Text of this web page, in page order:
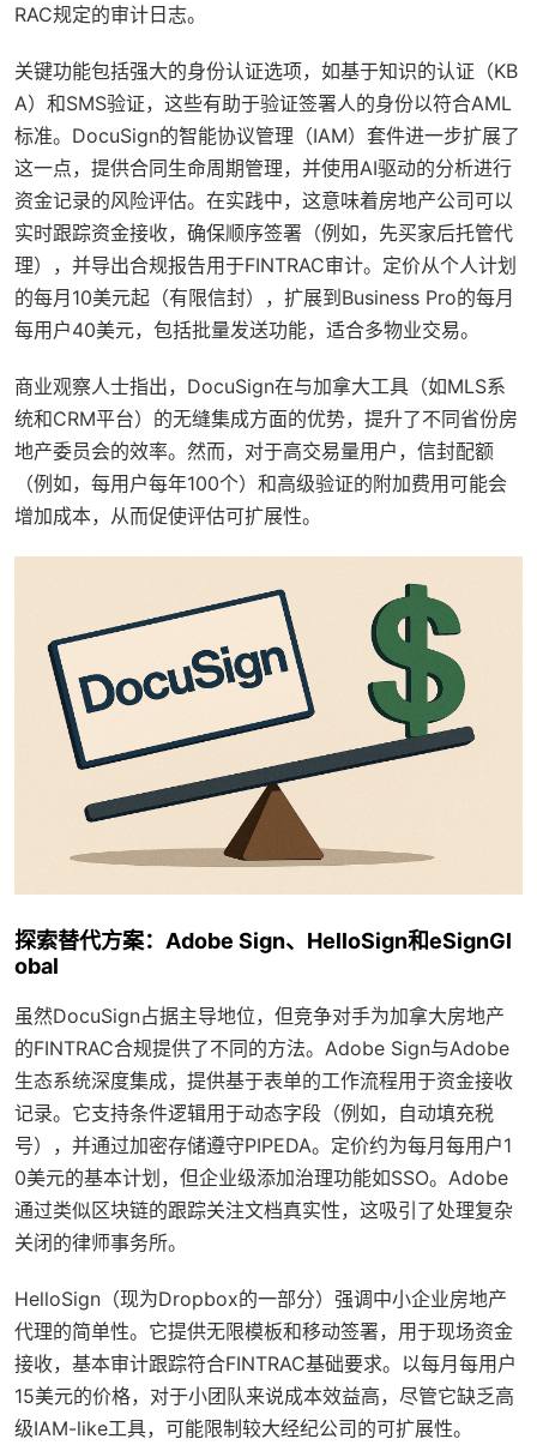
RAC规定的审计日志。
关键功能包括强大的身份认证选项，如基于知识的认证（KB
A）和SMS验证，这些有助于验证签署人的身份以符合AML
标准。DocuSign的智能协议管理（IAM）套件进一步扩展了
这一点，提供合同生命周期管理，并使用AI驱动的分析进行
资金记录的风险评估。在实践中，这意味着房地产公司可以
实时跟踪资金接收，确保顺序签署（例如，先买家后托管代
理），并导出合规报告用于FINTRAC审计。定价从个人计划
的每月10美元起（有限信封），扩展到Business Pro的每月
每用户40美元，包括批量发送功能，适合多物业交易。
商业观察人士指出，DocuSign在与加拿大工具（如MLS系
统和CRM平台）的无缝集成方面的优势，提升了不同省份房
地产委员会的效率。然而，对于高交易量用户，信封配额
（例如，每用户每年100个）和高级验证的附加费用可能会
增加成本，从而促使评估可扩展性。
探索替代方案：Adobe Sign、HelloSign和eSignGl
obal
虽然DocuSign占据主导地位，但竞争对手为加拿大房地产
的FINTRAC合规提供了不同的方法。Adobe Sign与Adobe
生态系统深度集成，提供基于表单的工作流程用于资金接收
记录。它支持条件逻辑用于动态字段（例如，自动填充税
号），并通过加密存储遵守PIPEDA。定价约为每月每用户1
0美元的基本计划，但企业级添加治理功能如SSO。Adobe
通过类似区块链的跟踪关注文档真实性，这吸引了处理复杂
关闭的律师事务所。
HelloSign（现为Dropbox的一部分）强调中小企业房地产
代理的简单性。它提供无限模板和移动签署，用于现场资金
接收，基本审计跟踪符合FINTRAC基础要求。以每月每用户
15美元的价格，对于小团队来说成本效益高，尽管它缺乏高
级IAM-like工具，可能限制较大经纪公司的可扩展性。